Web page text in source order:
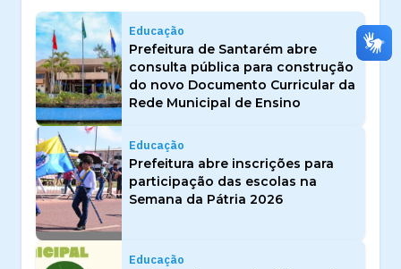
Educação
Prefeitura de Santarém abre
consulta pública para construção
do novo Documento Curricular da
Rede Municipal de Ensino
Educação
Prefeitura abre inscrições para
participação das escolas na
Semana da Pátria 2026
Educação